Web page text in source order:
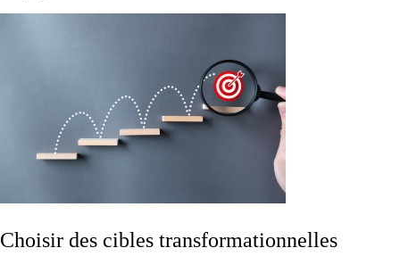
Choisir des cibles transformationnelles